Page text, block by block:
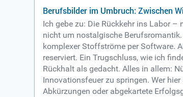
Berufsbilder im Umbruch: Zwischen
Ich gebe zu: Die Rückkehr ins Labor
nicht um nostalgische
komplexer Stoffströme per Software.
reserviert. Ein Trugschluss, wie ich
Rückhalt als gedacht. Alles in allem:
Innovationsfeuer zu springen. Wer
Abkürzungen oder abgekartete